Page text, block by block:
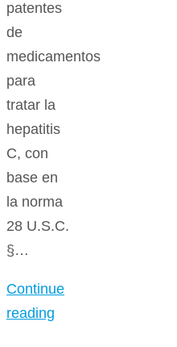
patentes
de
medicamentos
para
tratar la
hepatitis
C, con
base en
la norma
28 U.S.C.
§…
Continue
reading